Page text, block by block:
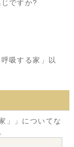
ですか?
吸する家」以
」」についてな